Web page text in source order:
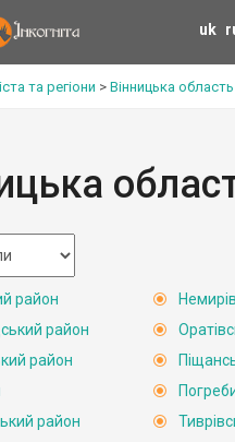
uk
та регіони > Вінницька область
район
район
район
район